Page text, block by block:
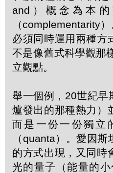
and）概念為本
（complementarity
必須同時運用兩種方
不是像舊式科學觀那
立觀點。
舉一個例，20世紀早
爐發出的那種熱力）
而是一份一份獨立
（quanta）。愛因
的方式出現，又同時
光的量子（能量的